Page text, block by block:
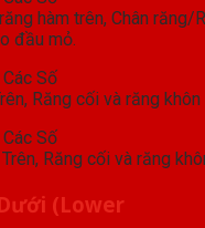
hàm trên, Chân răng/
đầu mỏ.
Răng cối và răng khôn
Răng cối và răng
(Lower